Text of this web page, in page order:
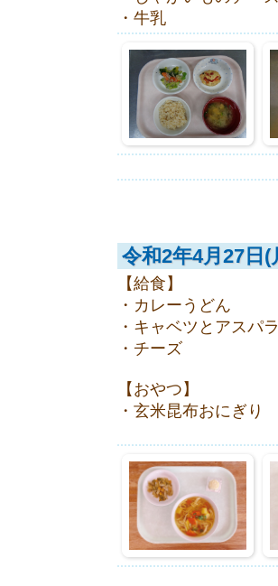
・牛乳
令和2年4月27日(
【給食】
・カレーうどん
・キャベツとアスパ
・チーズ
【おやつ】
・玄米昆布おにぎり